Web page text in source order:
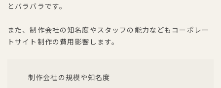
とバラバラです。
また、制作会社の知名度やスタッフの能力などもコーポレー
トサイト制作の費用影響します。
制作会社の規模や知名度